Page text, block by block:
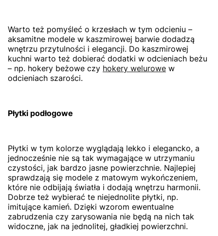
Warto też pomyśleć o krzesłach w tym odcieniu –
aksamitne modele w kaszmirowej barwie dodadzą
wnętrzu przytulności i elegancji. Do kaszmirowej
kuchni warto też dobierać dodatki w odcieniach beżu
– np. hokery beżowe czy hokery welurowe w
odcieniach szarości.
Płytki podłogowe
Płytki w tym kolorze wyglądają lekko i elegancko, a
jednocześnie nie są tak wymagające w utrzymaniu
czystości, jak bardzo jasne powierzchnie. Najlepiej
sprawdzają się modele z matowym wykończeniem,
które nie odbijają światła i dodają wnętrzu harmonii.
Dobrze też wybierać te niejednolite płytki, np.
imitujące kamień. Dzięki wzorom ewentualne
zabrudzenia czy zarysowania nie będą na nich tak
widoczne, jak na jednolitej, gładkiej powierzchni.